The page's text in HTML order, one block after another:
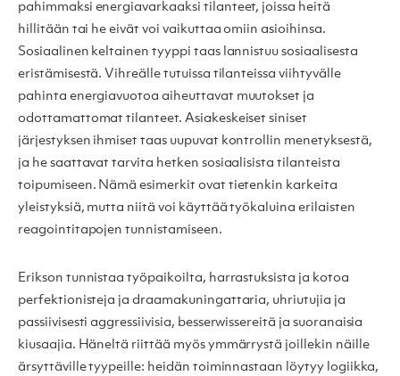
pahimmaksi energiavarkaaksi tilanteet, joissa heitä
hillitään tai he eivät voi vaikuttaa omiin asioihinsa.
Sosiaalinen keltainen tyyppi taas lannistuu sosiaalisesta
eristämisestä. Vihreälle tutuissa tilanteissa viihtyvälle
pahinta energiavuotoa aiheuttavat muutokset ja
odottamattomat tilanteet. Asiakeskeiset siniset
järjestyksen ihmiset taas uupuvat kontrollin menetyksestä,
ja he saattavat tarvita hetken sosiaalisista tilanteista
toipumiseen. Nämä esimerkit ovat tietenkin karkeita
yleistyksiä, mutta niitä voi käyttää työkaluina erilaisten
reagointitapojen tunnistamiseen.
Erikson tunnistaa työpaikoilta, harrastuksista ja kotoa
perfektionisteja ja draamakuningattaria, uhriutujia ja
passiivisesti aggressiivisia, besserwissereitä ja suoranaisia
kiusaajia. Häneltä riittää myös ymmärrystä joillekin näille
ärsyttäville tyypeille: heidän toiminnastaan löytyy logiikka,